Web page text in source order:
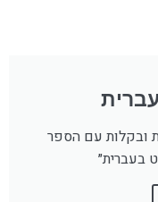
ובקלות עם הספר
בעברית״